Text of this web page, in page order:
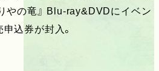
やの竜』 Blu-ray&DVDにイベン
込券が封入。